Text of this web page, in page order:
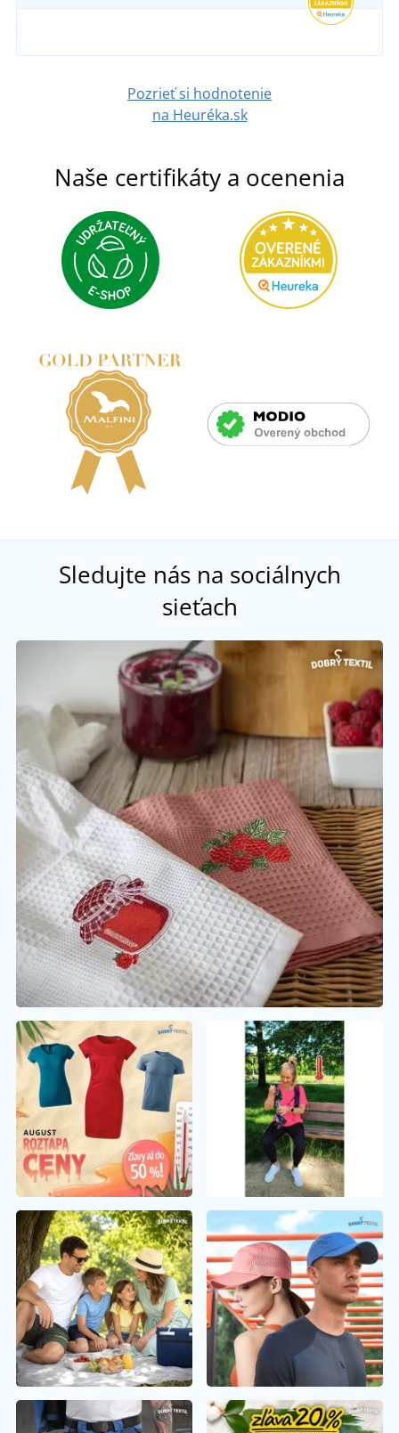
2,95 €
DETAIL
8,86 €
DETAIL
Pozrieť si hodnotenie
na Heuréka.sk
Naše certifikáty a ocenenia
Sledujte nás na sociálnych
sieťach